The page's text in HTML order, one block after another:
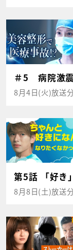
＃5 病院激
8月4日(火)放送
第5話 「好き
8月8日(土)放送